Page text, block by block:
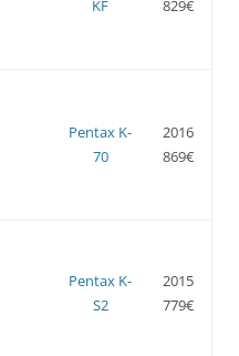
KF
829€
Pentax K-
70
2016
869€
Pentax K-
S2
2015
779€